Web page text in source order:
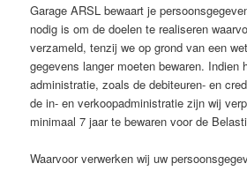
Garage ARSL bewaart je
nodig is om de doelen te realiseren
verzameld, tenzij we op grond van een
gegevens langer moeten bewaren. Indien
administratie, zoals de debiteuren- en
de in- en verkoopadministratie zijn wij
minimaal 7 jaar te bewaren voor de
Waarvoor verwerken wij uw